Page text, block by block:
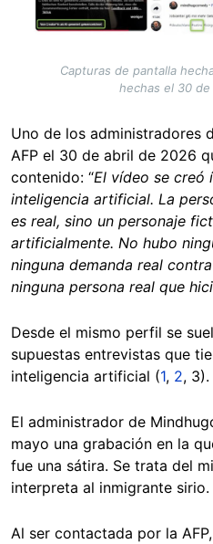
Capturas de pantalla
hechas el 30
Uno de los administradores
AFP el 30 de abril de 2026
contenido: “El vídeo se creó
inteligencia artificial. La
es real, sino un personaje
artificialmente. No hubo
ninguna demanda real
ninguna persona real que
Desde el mismo perfil se
supuestas entrevistas que
inteligencia artificial (1, 2, 3).
El administrador de
mayo una grabación en la
fue una sátira. Se trata del
interpreta al inmigrante sirio.
Al ser contactada por la